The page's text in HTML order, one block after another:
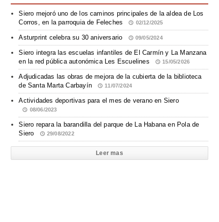
Siero mejoró uno de los caminos principales de la aldea de Los
Corros, en la parroquia de Feleches
02/12/2025
Asturprint celebra su 30 aniversario 09/05/2024
Siero integra las escuelas infantiles de El Carmín y La Manzana
en la red pública autonómica Les Escuelines
15/05/2026
Adjudicadas las obras de mejora de la cubierta de la biblioteca
de Santa Marta Carbayín
11/07/2024
Actividades deportivas para el mes de verano en Siero
08/06/2023
Siero repara la barandilla del parque de La Habana en Pola de
Siero
29/08/2022
Leer mas